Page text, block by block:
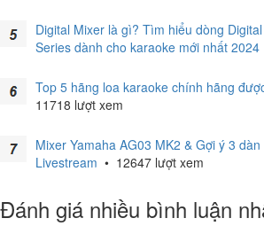
Digital Mixer là gì? Tìm hiểu dòng
Series dành cho karaoke mới nhất 2024
Top 5 hãng loa karaoke chính hãng
11718 lượt xem
Mixer Yamaha AG03 MK2 & Gợi ý 3
Livestream • 12647 lượt xem
Đánh giá nhiều bình luận